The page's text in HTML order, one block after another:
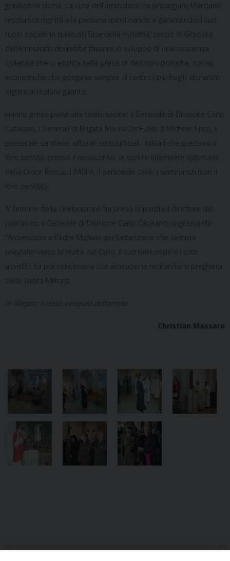
gravissimo sisma. La cura dell’ammalato, ha proseguito Marcianò,
restituisce dignità alla persona ripristinando e garantendo il suo
ruolo sociale in qualsiasi fase della malattia, perciò la Giornata
dell’Ammalato dovrebbe favorire lo sviluppo di una coscienza
collettiva che si esplica nella presa di decisioni politiche, sociali,
economiche che pongano sempre al centro i più fragili, donando
dignità al malato guarito.
Hanno preso parte alla celebrazione: il Generale di Divisione Carlo
Catalano, i Generali di Brigata Mauro De Fulvio e Michele Tirico, il
personale sanitario, ufficiali, sottoufficiali, militari che prestano il
loro servizio presso il nosocomio, le sorelle infermiere volontarie
della Croce Rossa, il PASFA, il personale civile, i seminaristi (con il
loro servizio).
Al termine della celebrazione ha preso la parola il direttore del
policlinico, il Generale di Divisione Carlo Catalano, ringraziando
l’Arcivescovo e Padre Michele per l’attenzione che sempre
prestano verso la realtà del Celio, il suo personale e i suoi
assistiti; ha poi concluso la sua allocuzione recitando la preghiera
della Sanità Militare.
Christian Massaro